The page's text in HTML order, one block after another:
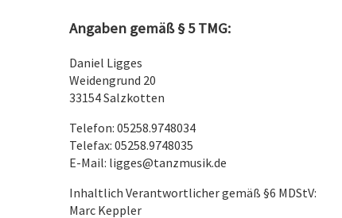
Angaben gemäß § 5 TMG:
Daniel Ligges
Weidengrund 20
33154 Salzkotten
Telefon: 05258.9748034
Telefax: 05258.9748035
E-Mail: ligges@tanzmusik.de
Inhaltlich Verantwortlicher gemäß §6 MDStV:
Marc Keppler